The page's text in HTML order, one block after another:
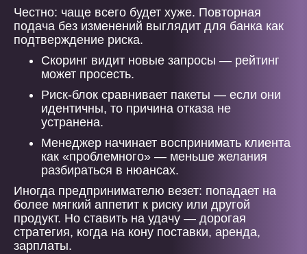
Честно: чаще всего будет хуже. Повторная
подача без изменений выглядит для банка как
подтверждение риска.
Скоринг видит новые запросы — рейтинг
может просесть.
Риск-блок сравнивает пакеты — если они
идентичны, то причина отказа не
устранена.
Менеджер начинает воспринимать клиента
как «проблемного» — меньше желания
разбираться в нюансах.
Иногда предпринимателю везет: попадает на
более мягкий аппетит к риску или другой
продукт. Но ставить на удачу — дорогая
стратегия, когда на кону поставки, аренда,
зарплаты.